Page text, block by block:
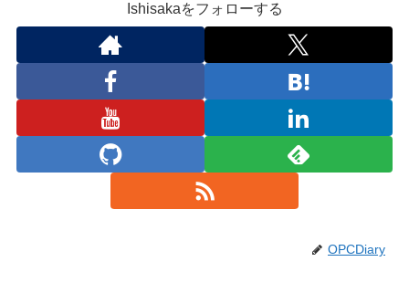
Ishisakaをフォローする
OPCDiary